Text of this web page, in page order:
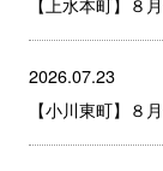
2026.07.23
【小川東町】８